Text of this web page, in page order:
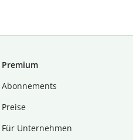
Premium
Abon­ne­ments
Preise
Für Unternehmen